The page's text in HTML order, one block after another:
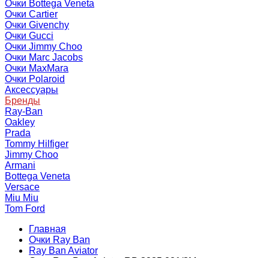
Очки Bottega Veneta
Очки Cartier
Очки Givenchy
Очки Gucci
Очки Jimmy Choo
Очки Marc Jacobs
Очки MaxMara
Очки Polaroid
Аксессуары
Бренды
Ray-Ban
Oakley
Prada
Tommy Hilfiger
Jimmy Choo
Armani
Bottega Veneta
Versace
Miu Miu
Tom Ford
Главная
Очки Ray Ban
Ray Ban Aviator